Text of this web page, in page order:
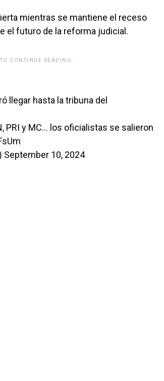
mientras se mantiene el receso
el futuro de la reforma judicial.
CONTINUE READING.
llegar hasta la tribuna del
PRI y MC… los oficialistas se salieron
September 10, 2024